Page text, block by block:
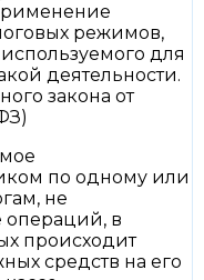
режимов,
для
деятельности.
закона от
по одному или
не
в
происходит
средств на его